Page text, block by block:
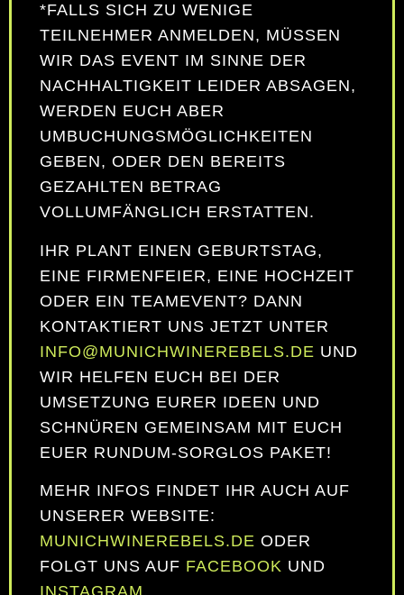
*FALLS SICH ZU WENIGE
TEILNEHMER ANMELDEN, MÜSSEN
WIR DAS EVENT IM SINNE DER
NACHHALTIGKEIT LEIDER ABSAGEN,
WERDEN EUCH ABER
UMBUCHUNGSMÖGLICHKEITEN
GEBEN, ODER DEN BEREITS
GEZAHLTEN BETRAG
VOLLUMFÄNGLICH ERSTATTEN.
IHR PLANT EINEN GEBURTSTAG,
EINE FIRMENFEIER, EINE HOCHZEIT
ODER EIN TEAMEVENT? DANN
KONTAKTIERT UNS JETZT UNTER
INFO@MUNICHWINEREBELS.DE UND
WIR HELFEN EUCH BEI DER
UMSETZUNG EURER IDEEN UND
SCHNÜREN GEMEINSAM MIT EUCH
EUER RUNDUM-SORGLOS PAKET!
MEHR INFOS FINDET IHR AUCH AUF
UNSERER WEBSITE:
MUNICHWINEREBELS.DE ODER
FOLGT UNS AUF FACEBOOK UND